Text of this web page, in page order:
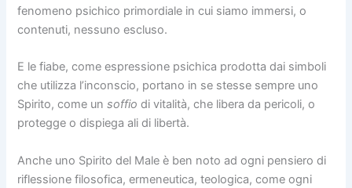
fenomeno psichico primordiale in cui siamo immersi, o
contenuti, nessuno escluso.
E le fiabe, come espressione psichica prodotta dai simboli
che utilizza l’inconscio, portano in se stesse sempre uno
Spirito, come unsoffiodi vitalità, che libera da pericoli, o
protegge o dispiega ali di libertà.
Anche uno Spirito del Male è ben noto ad ogni pensiero di
riflessione filosofica, ermeneutica, teologica, come ogni